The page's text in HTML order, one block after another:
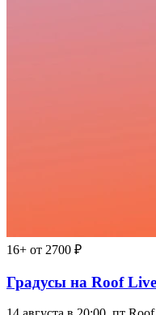
16+ от 2700 ₽
Градусы на Roof Live